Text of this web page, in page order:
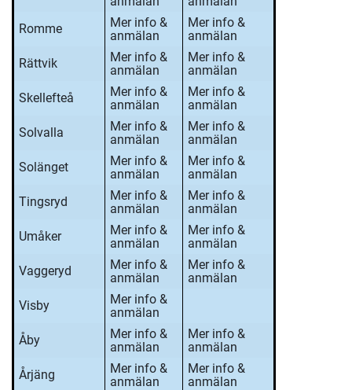
Romme
Mer info &
anmälan
Mer info &
anmälan
Rättvik
Mer info &
anmälan
Mer info &
anmälan
Skellefteå
Mer info &
anmälan
Mer info &
anmälan
Solvalla
Mer info &
anmälan
Mer info &
anmälan
Solänget
Mer info &
anmälan
Mer info &
anmälan
Tingsryd
Mer info &
anmälan
Mer info &
anmälan
Umåker
Mer info &
anmälan
Mer info &
anmälan
Vaggeryd
Mer info &
anmälan
Mer info &
anmälan
Visby
Mer info &
anmälan
Åby
Mer info &
anmälan
Mer info &
anmälan
Årjäng
Mer info &
anmälan
Mer info &
anmälan